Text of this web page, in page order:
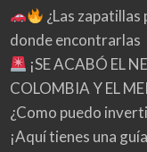
¿Las
donde encontrarlas
¡SE ACABÓ EL
COLOMBIA Y EL
¿Como puedo
¡Aquí tienes una